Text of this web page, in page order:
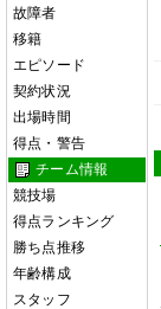
故障者
移籍
エピソード
契約状況
出場時間
得点・警告
チーム情報
競技場
得点ランキング
勝ち点推移
年齢構成
スタッフ